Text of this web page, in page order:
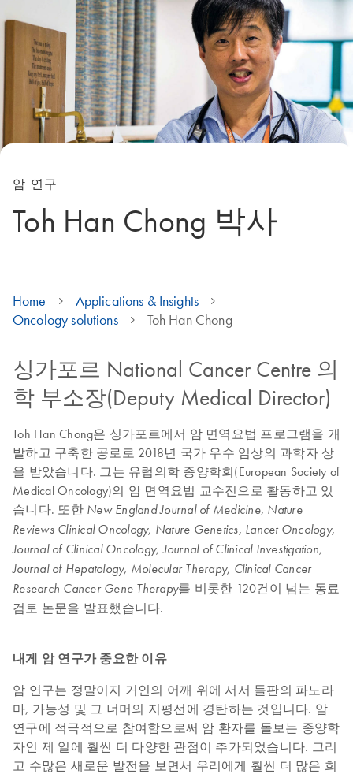
암 연구
Toh Han Chong 박사
Home
Applications & Insights
Oncology solutions
Toh Han Chong
싱가포르 National Cancer Centre 의
학 부소장(Deputy Medical Director)
Toh Han Chong은 싱가포르에서 암 면역요법 프로그램을 개
발하고 구축한 공로로 2018년 국가 우수 임상의 과학자 상
을 받았습니다. 그는 유럽의학 종양학회(European Society of
Medical Oncology)의 암 면역요법 교수진으로 활동하고 있
습니다. 또한 New England Journal of Medicine, Nature
Reviews Clinical Oncology, Nature Genetics, Lancet Oncology,
Journal of Clinical Oncology, Journal of Clinical Investigation,
Journal of Hepatology, Molecular Therapy, Clinical Cancer
Research Cancer Gene Therapy를 비롯한 120건이 넘는 동료
검토 논문을 발표했습니다.
내게 암 연구가 중요한 이유
암 연구는 정말이지 거인의 어깨 위에 서서 들판의 파노라
마, 가능성 및 그 너머의 지평선에 경탄하는 것입니다. 암
연구에 적극적으로 참여함으로써 암 환자를 돌보는 종양학
자인 제 일에 훨씬 더 다양한 관점이 추가되었습니다. 그리
고 수많은 새로운 발전을 보면서 우리에게 훨씬 더 많은 희